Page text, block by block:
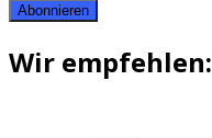
Abonnieren
Wir empfehlen: